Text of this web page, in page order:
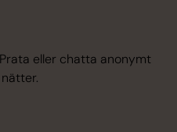
eller chatta anonymt